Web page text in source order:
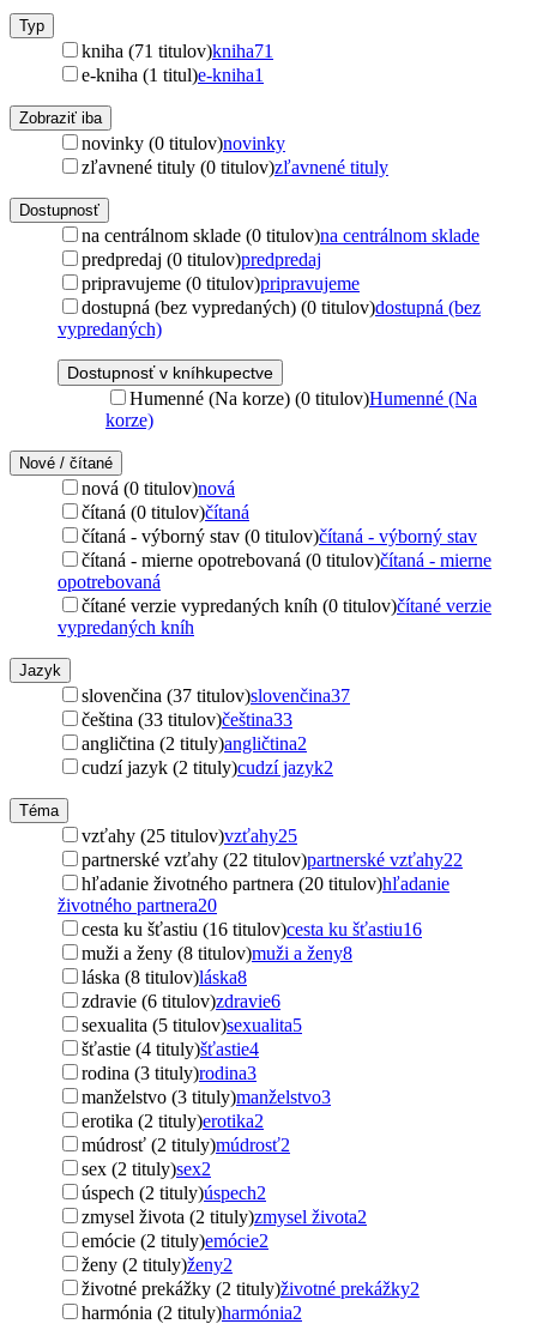
Typ
kniha (71 titulov)kniha71
e-kniha (1 titul)e-kniha1
Zobraziť iba
novinky (0 titulov)novinky
zľavnené tituly (0 titulov)zľavnené tituly
Dostupnosť
na centrálnom sklade (0 titulov)na centrálnom sklade
predpredaj (0 titulov)predpredaj
pripravujeme (0 titulov)pripravujeme
dostupná (bez vypredaných) (0 titulov)dostupná (bez
vypredaných)
Dostupnosť v kníhkupectve
Humenné (Na korze) (0 titulov)Humenné (Na
korze)
Nové / čítané
nová (0 titulov)nová
čítaná (0 titulov)čítaná
čítaná - výborný stav (0 titulov)čítaná - výborný stav
čítaná - mierne opotrebovaná (0 titulov)čítaná - mierne
opotrebovaná
čítané verzie vypredaných kníh (0 titulov)čítané verzie
vypredaných kníh
Jazyk
slovenčina (37 titulov)slovenčina37
čeština (33 titulov)čeština33
angličtina (2 tituly)angličtina2
cudzí jazyk (2 tituly)cudzí jazyk2
Téma
vzťahy (25 titulov)vzťahy25
partnerské vzťahy (22 titulov)partnerské vzťahy22
hľadanie životného partnera (20 titulov)hľadanie
životného partnera20
cesta ku šťastiu (16 titulov)cesta ku šťastiu16
muži a ženy (8 titulov)muži a ženy8
láska (8 titulov)láska8
zdravie (6 titulov)zdravie6
sexualita (5 titulov)sexualita5
šťastie (4 tituly)šťastie4
rodina (3 tituly)rodina3
manželstvo (3 tituly)manželstvo3
erotika (2 tituly)erotika2
múdrosť (2 tituly)múdrosť2
sex (2 tituly)sex2
úspech (2 tituly)úspech2
zmysel života (2 tituly)zmysel života2
emócie (2 tituly)emócie2
ženy (2 tituly)ženy2
životné prekážky (2 tituly)životné prekážky2
harmónia (2 tituly)harmónia2